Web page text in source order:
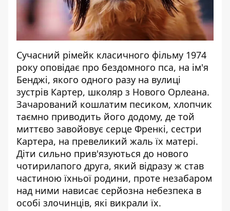
Сучасний рімейк класичного фільму 1974
року оповідає про бездомного пса, на ім'я
Бенджі, якого одного разу на вулиці
зустрів Картер, школяр з Нового Орлеана.
Зачарований кошлатим песиком, хлопчик
таємно приводить його додому, де той
миттєво завойовує серце Френкі, сестри
Картера, на превеликий жаль їх матері.
Діти сильно прив'язуються до нового
чотирилапого друга, який відразу ж став
частиною їхньої родини, проте незабаром
над ними нависає серйозна небезпека в
особі злочинців, які викрали їх.